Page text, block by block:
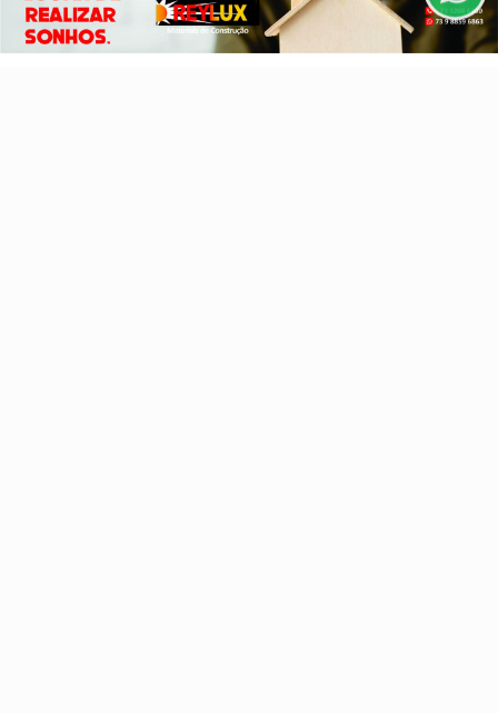
Mundo
Sociedade
Ciência & Tecnologia
Educação
PROSSEGUIR